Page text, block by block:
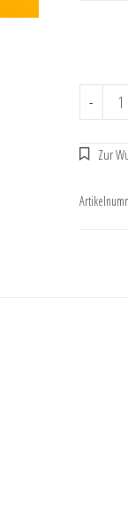
-